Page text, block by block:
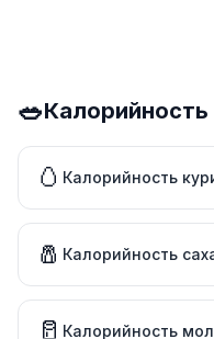
🥗
🥚 Калорийность
🧂 Калорийность
🥛 Калорийность